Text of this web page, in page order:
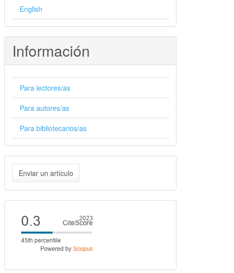
English
Información
Para lectores/as
Para autores/as
Para bibliotecarios/as
Enviar
un
artículo
Enviar un artículo
Cite
score